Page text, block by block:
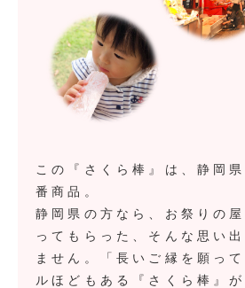
この『さくら棒』は、静岡
番商品。
静岡県の方なら、お祭りの
ってもらった、そんな思い
ません。「長いご縁を願っ
ルほどもある『さくら棒』